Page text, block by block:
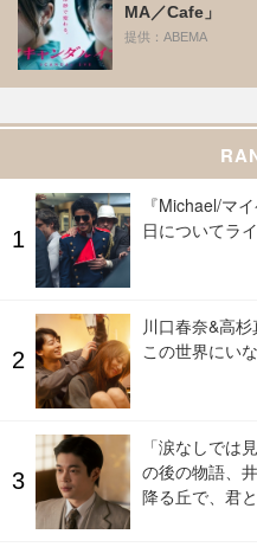
MA／Cafe」
提供：ABEMA
『Michael/マ
日についてラ
川口春奈&高
この世界にい
「涙なしでは
の後の物語、
降る丘で、君